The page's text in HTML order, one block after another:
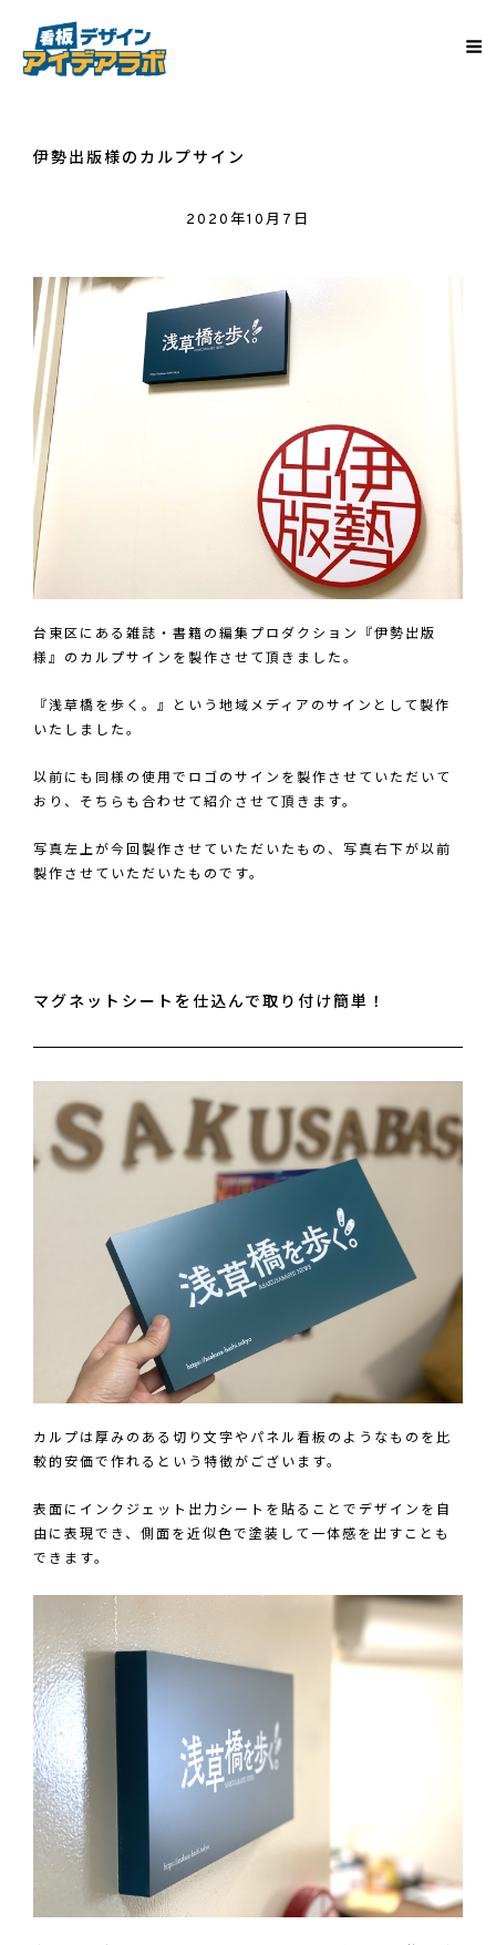
伊勢出版様のカルプサイン
2020年10月7日
台東区にある雑誌・書籍の編集プロダクション『伊勢出版
様』のカルプサインを製作させて頂きました。
『浅草橋を歩く。 』という地域メディアのサインとして製作
いたしました。
以前にも同様の使用でロゴのサインを製作させていただいて
おり、そちらも合わせて紹介させて頂きます。
写真左上が今回製作させていただいたもの、写真右下が以前
製作させていただいたものです。
マグネットシートを仕込んで取り付け簡単！
カルプは厚みのある切り文字やパネル看板のようなものを比
較的安価で作れるという特徴がございます。
表面にインクジェット出力シートを貼ることでデザインを自
由に表現でき、側面を近似色で塗装して一体感を出すことも
できます。